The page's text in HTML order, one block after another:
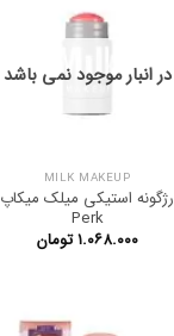
در انبار موجود نمی باشد
MILK MAKEUP
رژگونه استیکی میلک میکاپ
Perk
۱.۰۶۸.۰۰۰ تومان